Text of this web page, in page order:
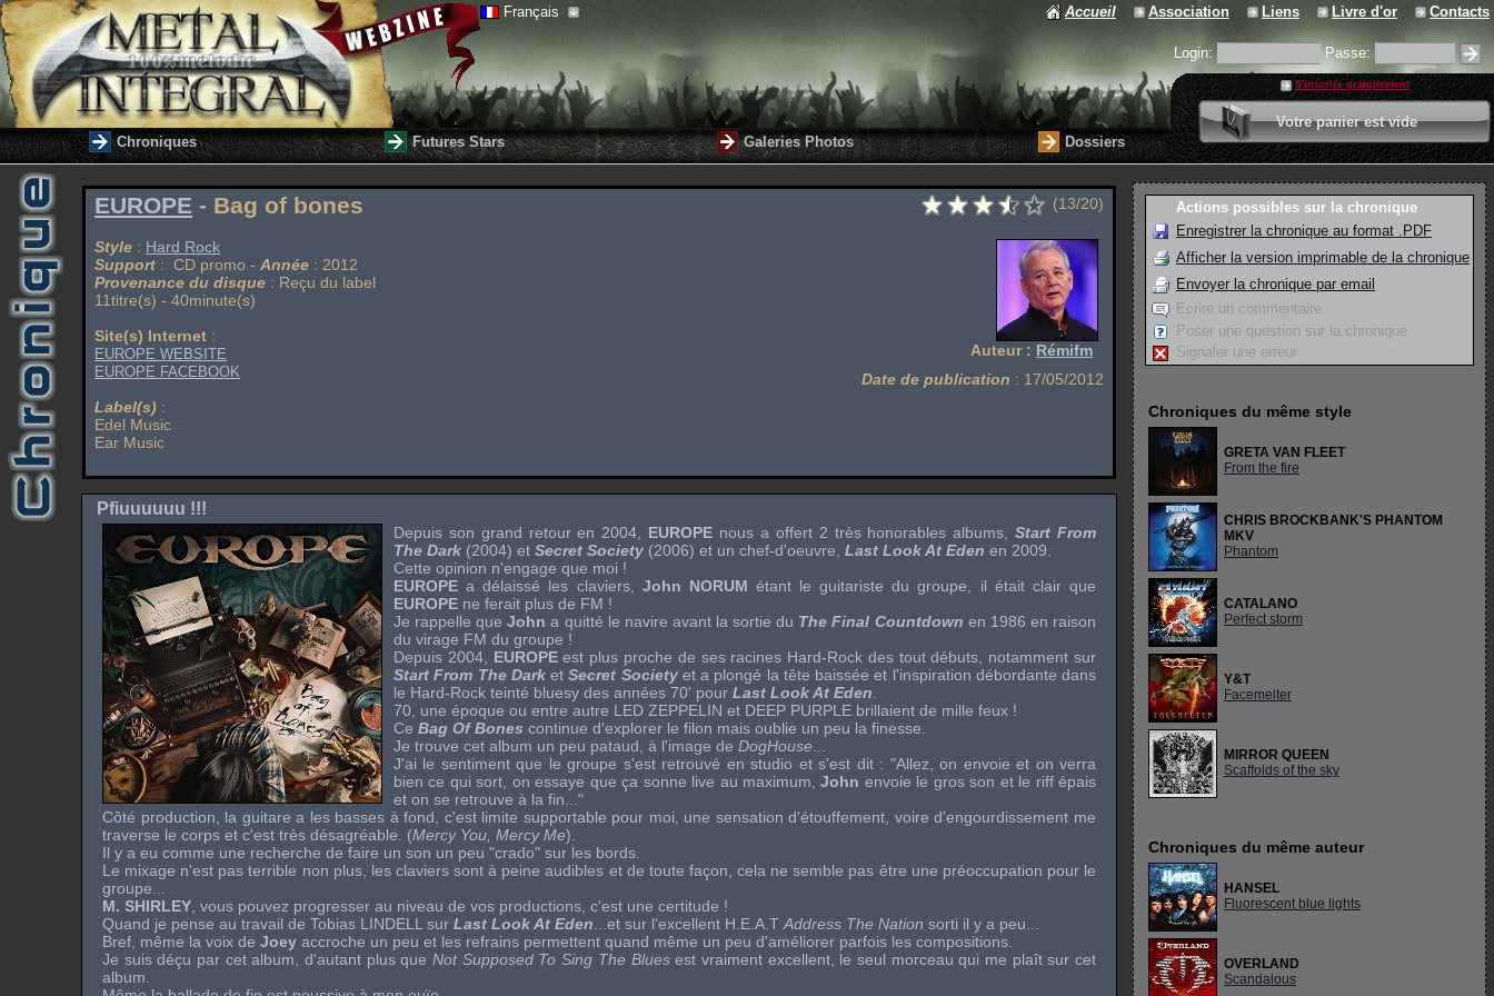
Français Accueil Association Liens Livre d'or Contacts
Login: Passe:
S'inscrire gratuitement
Votre panier est vide
0 article
Valider votre panier
Chroniques Futures Stars Galeries Photos Dossiers
EUROPE - Bag of bones
Style : Hard Rock
Support : CD promo - Année : 2012
Provenance du disque : Reçu du label
11titre(s) - 40minute(s)
Site(s) Internet :
EUROPE WEBSITE
EUROPE FACEBOOK
Label(s) :
Edel Music
Ear Music
(13/20)
Auteur : Rémifm
Date de publication : 17/05/2012
Pfiuuuuuu !!!
Depuis son grand retour en 2004, EUROPE nous a offert 2 très honorables albums,Start From
The Dark (2004) et Secret Society (2006) et un chef-d'oeuvre, Last Look At Eden en 2009.
Cette opinion n'engage que moi !
EUROPEa délaissé les claviers, John NORUM étant le guitariste du groupe, il était clair que
EUROPE ne ferait plus de FM !
Je rappelle queJohna quitté le navire avant la sortie du The Final Countdown en 1986 en raison
du virage FM du groupe !
Depuis 2004, EUROPEest plus proche de ses racines Hard-Rock des tout débuts, notamment sur
Start From The DarketSecret Societyet a plongé la tête baissée et l'inspiration débordante dans
le Hard-Rock teinté bluesy des années 70' pour Last Look At Eden
70, une époque ou entre autre LED ZEPPELIN et DEEP PURPLE brillaient de mille feux !
Ce Bag Of Bones continue d'explorer le filon mais oublie un peu la finesse.
Je trouve cet album un peu pataud, à l'image de DogHouse
J'ai le sentiment que le groupe s'est retrouvé en studio et s'est dit : "Allez, on envoie et on verra
bien ce qui sort, on essaye que ça sonne live au maximum,John envoie le gros son et le riffépais
et on se retrouve à la fin..."
Côté production, la guitare a les basses à fond, c'est limite supportable pour moi, une sensation d'étouffement, voire d'engourdissement me
traverse le corps et c'est très désagréable. (Mercy You, Mercy Me).
Il y a eu comme une recherche de faire un son un peu "crado" sur les bords.
Le mixage n'est pas terrible non plus, les claviers sont à peine audibles et de toute façon, cela ne semble pas être une préoccupation pour le
groupe...
M. SHIRLEY , vous pouvez progresser au niveau de vos productions, c'est une certitude !
Quand je pense au travail de Tobias LINDELL sur Last Look At Eden ...et sur l'excellent H.E.A.T Address The Nation sorti il y a peu...
Bref, même la voix de Joey accroche un peu et les refrains permettent quand même un peu d'améliorer parfois les compositions.
Je suis déçu par cet album, d'autant plus queNot Supposed To Sing The Bluesest vraiment excellent, le seul morceau qui me plaît sur cet
album.
Actions possibles sur la chronique
Enregistrer la chronique au format .PDF
Afficher la version imprimable de la chronique
Envoyer la chronique par email
Ecrire un commentaire
Poser une question sur la chronique
Signaler une erreur
Chroniques du même style
GRETA VAN FLEET
From the fire
CHRIS BROCKBANK'S PHANTOM
MKV
Phantom
CATALANO
Perfect storm
Y&T
Facemelter
MIRROR QUEEN
Scaffolds of the sky
Chroniques du même auteur
HANSEL
Fluorescent blue lights
OVERLAND
Scandalous